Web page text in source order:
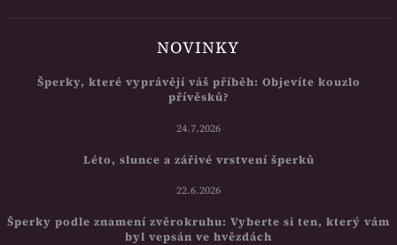
NOVINKY
Šperky, které vyprávějí váš příběh: Objevíte kouzlo
přívěsků?
24.7.2026
Léto, slunce a zářivé vrstvení šperků
22.6.2026
Šperky podle znamení zvěrokruhu: Vyberte si ten, který vám
byl vepsán ve hvězdách